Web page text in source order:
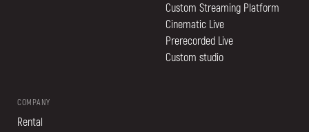
Custom Streaming Platform
Cinematic Live
Prerecorded Live
Custom studio
COMPANY
Rental